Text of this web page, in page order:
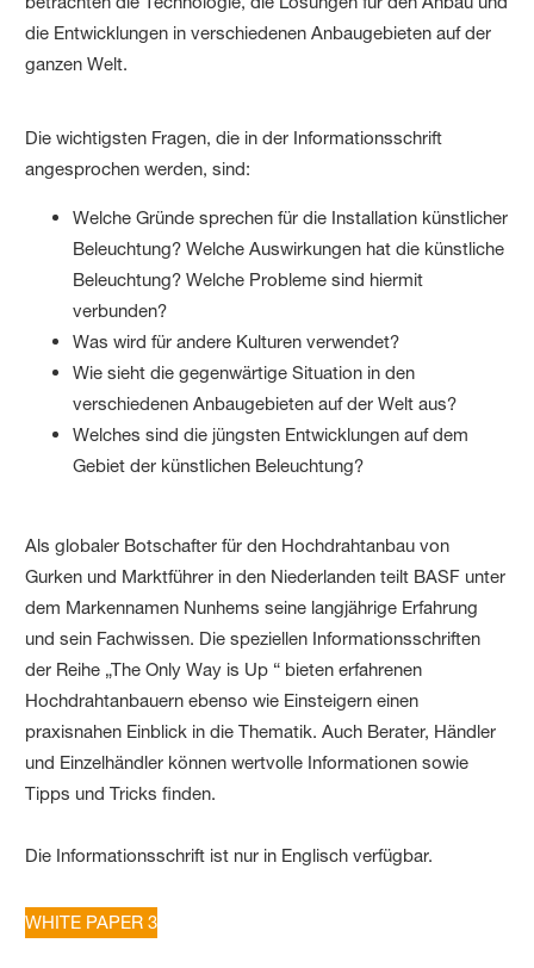
die Entwicklungen in verschiedenen Anbaugebieten auf der
ganzen Welt.
Die wichtigsten Fragen, die in der Informationsschrift
angesprochen werden, sind:
Welche Gründe sprechen für die Installation künstlicher
Beleuchtung? Welche Auswirkungen hat die künstliche
Beleuchtung? Welche Probleme sind hiermit
verbunden?
Was wird für andere Kulturen verwendet?
Wie sieht die gegenwärtige Situation in den
verschiedenen Anbaugebieten auf der Welt aus?
Welches sind die jüngsten Entwicklungen auf dem
Gebiet der künstlichen Beleuchtung?
Als globaler Botschafter für den Hochdrahtanbau von
Gurken und Marktführer in den Niederlanden teilt BASF unter
dem Markennamen Nunhems seine langjährige Erfahrung
und sein Fachwissen. Die speziellen Informationsschriften
der Reihe „The Only Way is Up “ bieten erfahrenen
Hochdrahtanbauern ebenso wie Einsteigern einen
praxisnahen Einblick in die Thematik. Auch Berater, Händler
und Einzelhändler können wertvolle Informationen sowie
Tipps und Tricks finden.
Die Informationsschrift ist nur in Englisch verfügbar.
WHITE PAPER 3